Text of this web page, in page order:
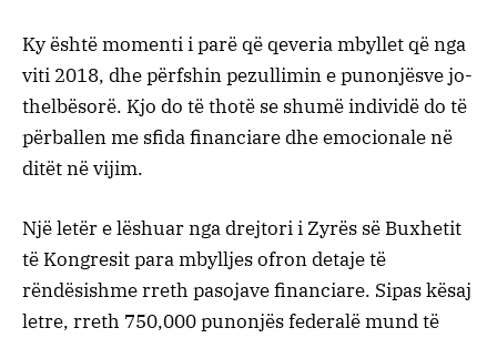
Ky është momenti i parë që qeveria mbyllet që nga
viti 2018, dhe përfshin pezullimin e punonjësve jo-
thelbësorë. Kjo do të thotë se shumë individë do të
përballen me sfida financiare dhe emocionale në
ditët në vijim.
Një letër e lëshuar nga drejtori i Zyrës së Buxhetit
të Kongresit para mbylljes ofron detaje të
rëndësishme rreth pasojave financiare. Sipas kësaj
letre, rreth 750,000 punonjës federalë mund të